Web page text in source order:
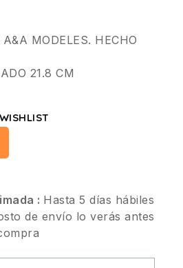
MODELES. HECHO
21.8 CM
WISHLIST
: Hasta 5 días hábiles
de envío lo verás antes